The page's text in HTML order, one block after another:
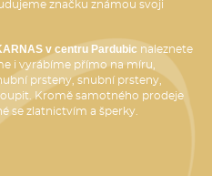
značku známou svoji
v centru Pardubic naleznete
i vyrábíme přímo na míru,
prsteny, snubní prsteny,
Kromě samotného prodeje
se zlatnictvím a šperky.